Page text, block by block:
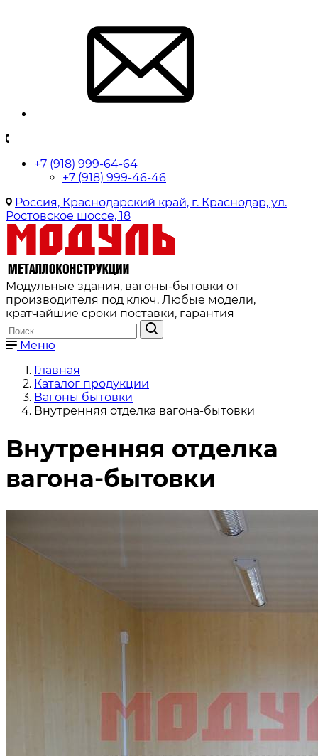
+7 (918) 999-64-64
+7 (918) 999-46-46
Россия, Краснодарский край, г. Краснодар, ул.
Ростовское шоссе, 18
Модульные здания, вагоны-бытовки от
производителя под ключ. Любые модели,
кратчайшие сроки поставки, гарантия
Меню
Главная
Каталог продукции
Вагоны бытовки
Внутренняя отделка вагона-бытовки
Внутренняя отделка
вагона-бытовки